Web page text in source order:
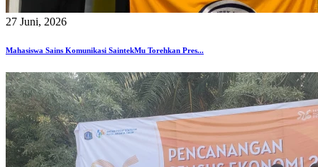
27 Juni, 2026
Mahasiswa Sains Komunikasi SaintekMu Torehkan Pres...